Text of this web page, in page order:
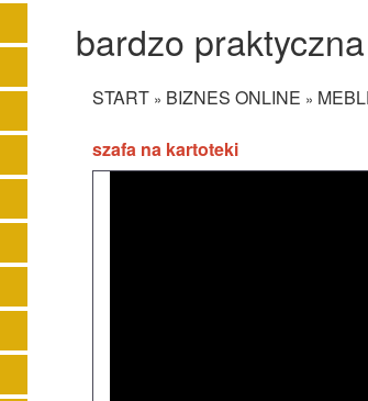
bardzo
START » BIZNES ONLINE »
szafa na kartoteki